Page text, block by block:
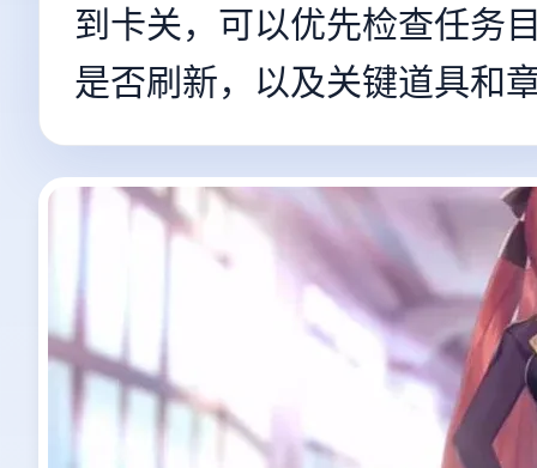
到卡关，可以优先检查任务
是否刷新，以及关键道具和